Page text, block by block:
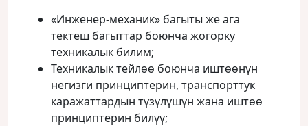
«Инженер‑механик» багыты же ага
тектеш багыттар боюнча жогорку
техникалык билим;
Техникалык тейлөө боюнча иштөөнүн
негизги принциптерин, транспорттук
каражаттардын түзүлүшүн жана иштөө
принциптерин билүү;